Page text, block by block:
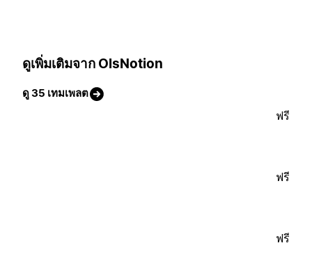
ดูเพิ่มเติมจาก OlsNotion
ดู 35 เทมเพลต
ฟรี
ฟรี
ฟรี